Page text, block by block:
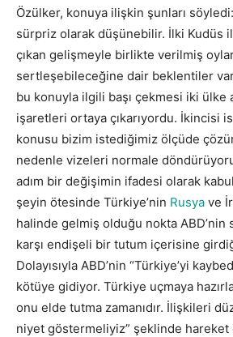
Özülker, konuya ilişkin şunları
sürpriz olarak düşünebilir. İlki Kudüs
çıkan gelişmeyle birlikte verilmiş
sertleşebileceğine dair beklentiler
bu konuyla ilgili başı çekmesi iki ülke
işaretleri ortaya çıkarıyordu. İkincisi
konusu bizim istediğimiz ölçüde
nedenle vizeleri normale
adım bir değişimin ifadesi olarak
şeyin ötesinde Türkiye’nin Rusya ve
halinde gelmiş olduğu nokta ABD’nin
karşı endişeli bir tutum içerisine
Dolayısıyla ABD’nin “Türkiye’yi
kötüye gidiyor. Türkiye uçmaya
onu elde tutma zamanıdır. İlişkileri
niyet göstermeliyiz” şeklinde